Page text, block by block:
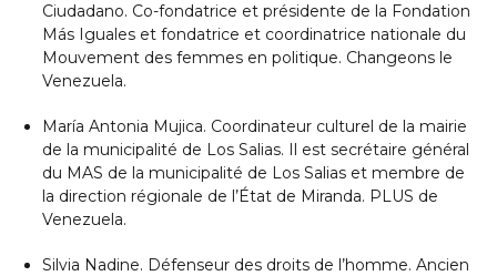
Ciudadano. Co-fondatrice et présidente de la Fondation
Más Iguales et fondatrice et coordinatrice nationale du
Mouvement des femmes en politique. Changeons le
Venezuela.
María Antonia Mujica. Coordinateur culturel de la mairie
de la municipalité de Los Salias. Il est secrétaire général
du MAS de la municipalité de Los Salias et membre de
la direction régionale de l’État de Miranda. PLUS de
Venezuela.
Silvia Nadine. Défenseur des droits de l’homme. Ancien